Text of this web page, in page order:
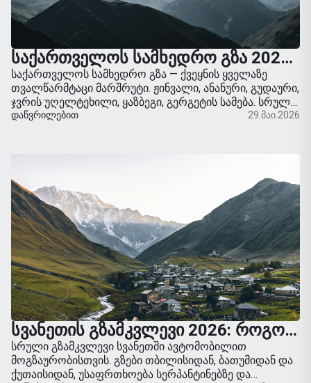
ᲡᲐᲥᲐᲠᲗᲕᲔᲚᲝᲡ ᲡᲐᲛᲮᲔᲓᲠᲝ ᲒᲖᲐ 2026: ᲡᲠᲣᲚᲘ ᲒᲖᲐᲛᲙᲕᲚᲔᲕᲘ ᲗᲑᲘᲚᲘᲡᲘᲓᲐᲜ ᲧᲐᲖᲑᲔᲒᲐᲛᲓᲔ
საქართველოს სამხედრო გზა — ქვეყნის ყველაზე
თვალწარმტაცი მარშრუტი. ჟინვალი, ანანური, გუდაური,
ჯვრის უღელტეხილი, ყაზბეგი, გერგეტის სამება. სრული
გზამკვლევი, მანძილი, გაჩერებები, ზამთრის მართვის
ᲓᲐᲬᲕᲠᲘᲚᲔᲑᲘᲗ 29.მაი.2026
ᲡᲕᲐᲜᲔᲗᲘᲡ ᲒᲖᲐᲛᲙᲕᲚᲔᲕᲘ 2026: ᲠᲝᲒᲝᲠ ᲐᲕᲘᲓᲔᲗ ᲛᲔᲡᲢᲘᲐᲨᲘ ᲛᲐᲜᲥᲐᲜᲘᲗ ᲓᲐ ᲡᲐᲣᲙᲔᲗᲔᲡᲝ ᲛᲐᲠᲨᲠᲣᲢᲔᲑᲘ
სრული გზამკვლევი სვანეთში ავტომობილით
მოგზაურობისთვის. გზები თბილისიდან, ბათუმიდან და
ქუთაისიდან, უსაფრთხოება სერპანტინებზე და